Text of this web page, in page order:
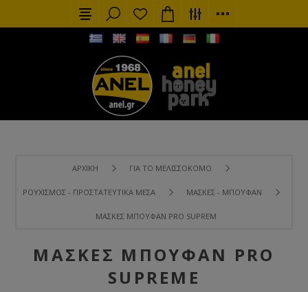
ΑΡΧΙΚΉ ΓΙΑ ΤΟ ΜΕΛΙΣΣΟΚΌΜΟ
ΡΟΥΧΙΣΜΌΣ - ΠΡΟΣΤΑΤΕΥΤΙΚΆ ΜΈΣΑ ΜΆΣΚΕΣ - ΜΠΟΥΦΆΝ
ΜΆΣΚΕΣ ΜΠΟΥΦΆΝ PRO SUPREME
ΜΆΣΚΕΣ ΜΠΟΥΦΆΝ PRO
SUPREME